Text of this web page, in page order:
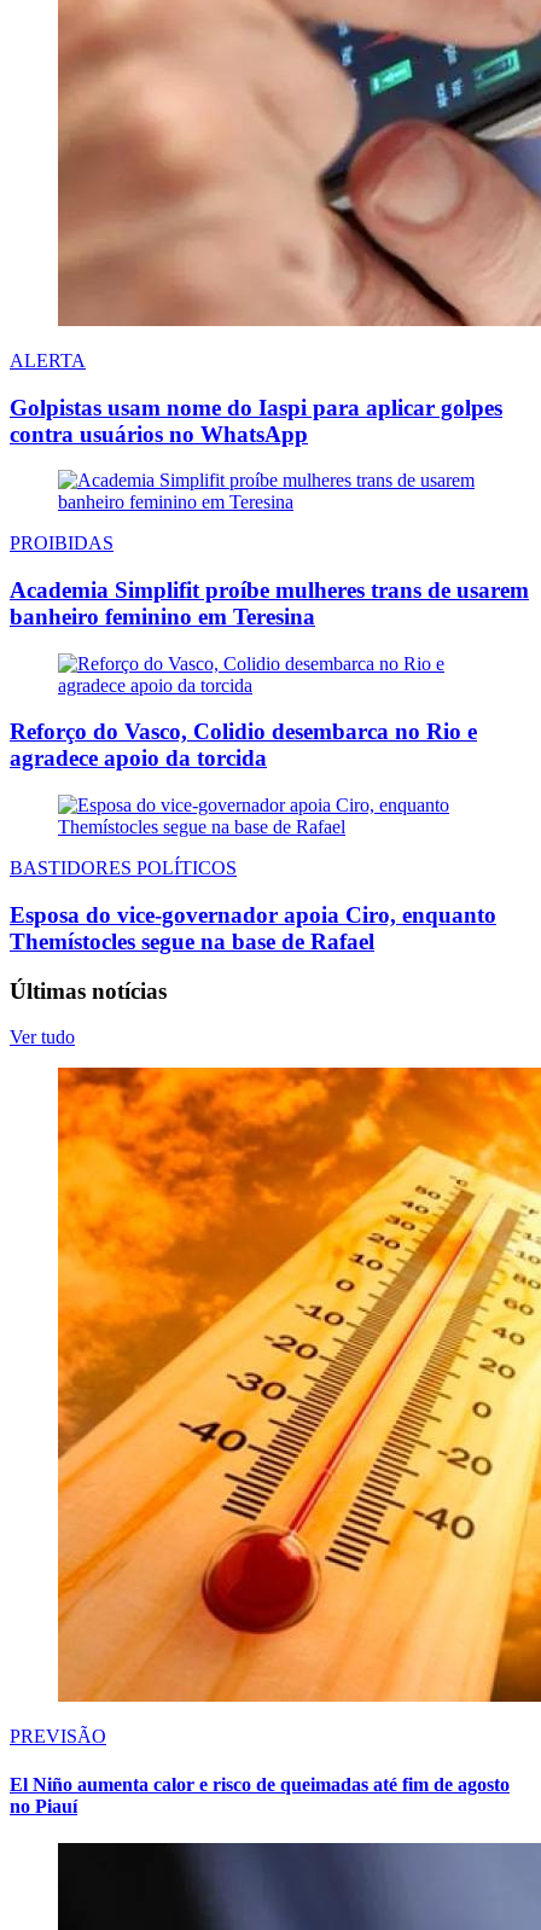
ALERTA
Golpistas usam nome do Iaspi para aplicar golpes
contra usuários no WhatsApp
PROIBIDAS
Academia Simplifit proíbe mulheres trans de usarem
banheiro feminino em Teresina
Reforço do Vasco, Colidio desembarca no Rio e
agradece apoio da torcida
BASTIDORES POLÍTICOS
Esposa do vice-governador apoia Ciro, enquanto
Themístocles segue na base de Rafael
Últimas notícias
Ver tudo
PREVISÃO
El Niño aumenta calor e risco de queimadas até fim de agosto
no Piauí